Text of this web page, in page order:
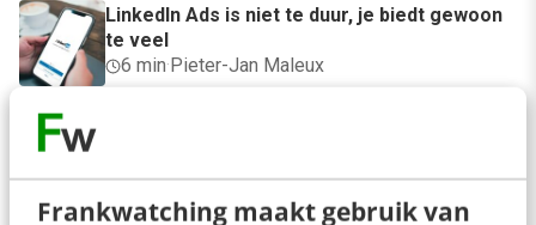
Frankwatching maakt gebruik van
LinkedIn Ads is niet te duur, je biedt gewoon
te veel
6 min· Pieter-Jan Maleux
4 min·Fleur Zick